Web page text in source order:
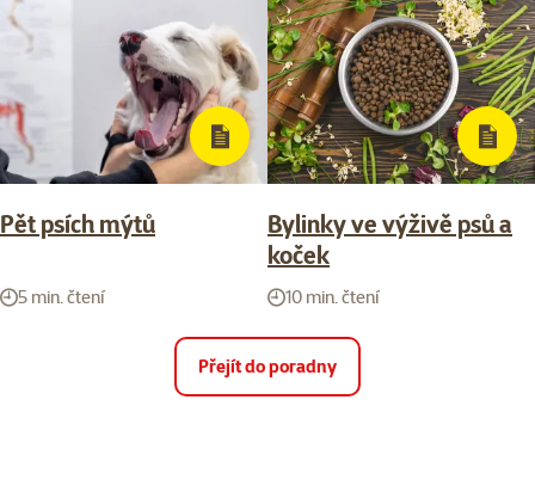
Pět psích mýtů
5 min. čtení
Bylinky ve výživě psů a
koček
10 min. čtení
Přejít do poradny